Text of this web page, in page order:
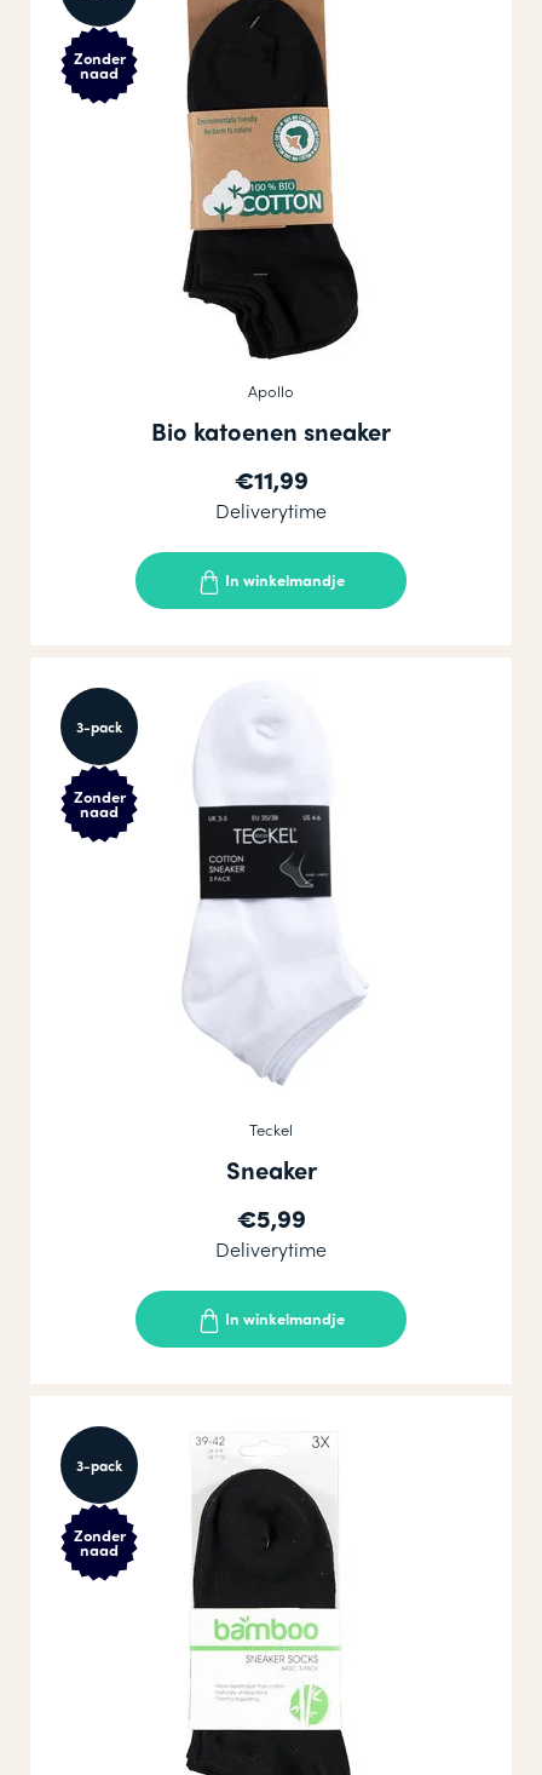
Zonder
naad
Apollo
Bio katoenen sneaker
€11,99
Deliverytime
In winkelmandje
3-pack
Zonder
naad
Teckel
Sneaker
€5,99
Deliverytime
In winkelmandje
3-pack
Zonder
naad